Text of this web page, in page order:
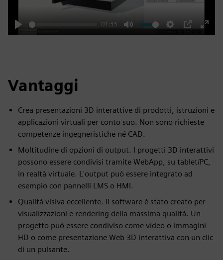
Play
01:33
Mute Settings
PIP
Enter
Vantaggi
Crea presentazioni 3D interattive di prodotti, istruzioni e
applicazioni virtuali per conto suo. Non sono richieste
competenze ingegneristiche né CAD.
Moltitudine di opzioni di output. I progetti 3D interattivi
possono essere condivisi tramite WebApp, su tablet/PC,
in realtà virtuale. L'output può essere integrato ad
esempio con pannelli LMS o HMI.
Qualità visiva eccellente. Il software è stato creato per
visualizzazioni e rendering della massima qualità. Un
progetto può essere condiviso come video o immagini
HD o come presentazione Web 3D interattiva con un clic
di un pulsante.